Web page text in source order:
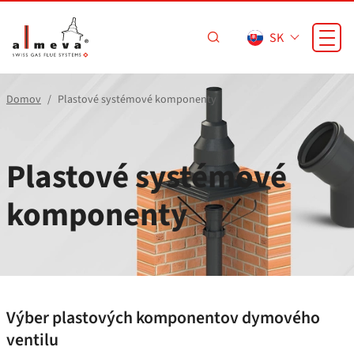
SK
Domov Plastové systémové komponenty
Plastové systémové
komponenty
Výber plastových komponentov dymového
ventilu